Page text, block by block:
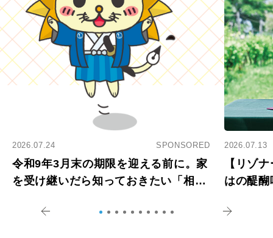
2026.07.24 SPONSORED
令和9年3月末の期限を迎える前に。家
を受け継いだら知っておきたい「相続
2026.07.13
【リゾ
はの醍